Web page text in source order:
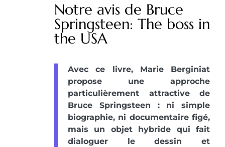
Notre avis de Bruce
Springsteen: The boss in
the USA
Avec ce livre, Marie Berginiat
propose une approche
particulièrement attractive de
Bruce Springsteen : ni simple
biographie, ni documentaire figé,
mais un objet hybride qui fait
dialoguer le dessin et